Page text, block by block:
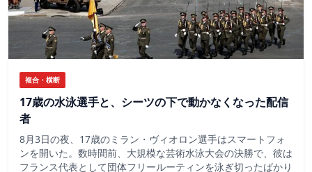
複合・横断
17歳の水泳選手と、シーツの下で動かなくなった配信
者
8月3日の夜、17歳のミラン・ヴィオロン選手はスマートフォ
ンを開いた。数時間前、大規模な芸術水泳大会の決勝で、彼は
フランス代表として団体フリールーティンを泳ぎ切ったばかり